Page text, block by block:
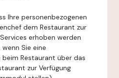
Ihre personenbezogenen
dem Restaurant zur
erhoben werden
Sie eine
beim Restaurant über das
zur Verfügung